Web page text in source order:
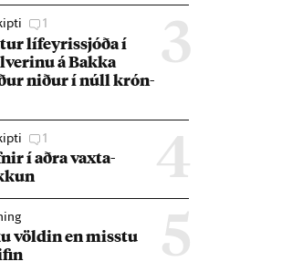
3
1
líf­eyr­is­sjóða í
á Bakka
nið­ur í núll krón­
4
1
í aðra vaxta­
5
völd­in en misstu